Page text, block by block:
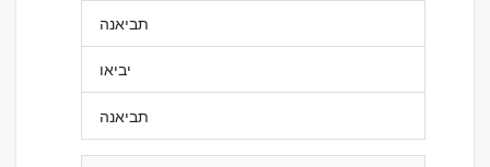
תביאנה
יביאו
תביאנה